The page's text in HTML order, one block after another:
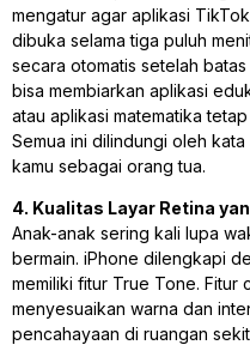
mengatur agar aplikasi
dibuka selama tiga puluh
secara otomatis setelah
bisa membiarkan aplikasi
atau aplikasi matematika
Semua ini dilindungi oleh
kamu sebagai orang tua.
4. Kualitas Layar Retina
Anak-anak sering kali lupa
bermain. iPhone dilengkapi
memiliki fitur True Tone. Fitur
menyesuaikan warna dan
pencahayaan di ruangan